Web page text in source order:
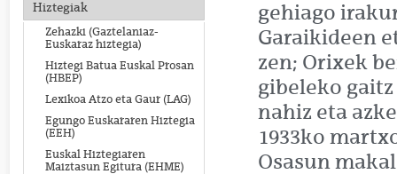
Hiztegiak
Zehazki (Gaztelaniaz-
Euskaraz hiztegia)
Hiztegi Batua Euskal Prosan
(HBEP)
Lexikoa Atzo eta Gaur (LAG)
Egungo Euskararen Hiztegia
(EEH)
Euskal Hiztegiaren
Maiztasun Egitura (EHME)
gehiago
Garaikideen
zen; Orixek
gibeleko
nahiz eta
1933ko
Osasun